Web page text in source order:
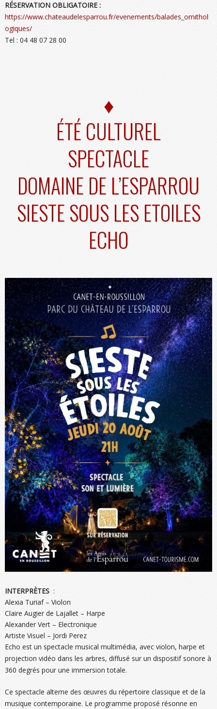
RÉSERVATION OBLIGATOIRE :
https://www.chateaudelesparrou.fr/evenements/balades_ornithol
ogiques/
Tel : 04 48 07 28 00
♦
ÉTÉ CULTUREL
SPECTACLE
DOMAINE DE L’ESPARROU
SIESTE SOUS LES ETOILES
ECHO
INTERPRÈTES :
Alexia Turiaf – Violon
Claire Augier de Lajallet – Harpe
Alexander Vert – Electronique
Artiste Visuel – Jordi Perez
Echo est un spectacle musical multimédia, avec violon, harpe et
projection vidéo dans les arbres, diffusé sur un dispositif sonore à
360 degrés pour une immersion totale.
Ce spectacle alterne des œuvres du répertoire classique et de la
musique contemporaine. Le programme proposé résonne en